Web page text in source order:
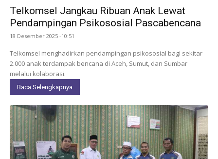
Telkomsel Jangkau Ribuan Anak Lewat
Pendampingan Psikososial Pascabencana
18 Desember 2025 -10:51
Telkomsel menghadirkan pendampingan psikososial bagi sekitar
2.000 anak terdampak bencana di Aceh, Sumut, dan Sumbar
melalui kolaborasi.
Baca Selengkapnya